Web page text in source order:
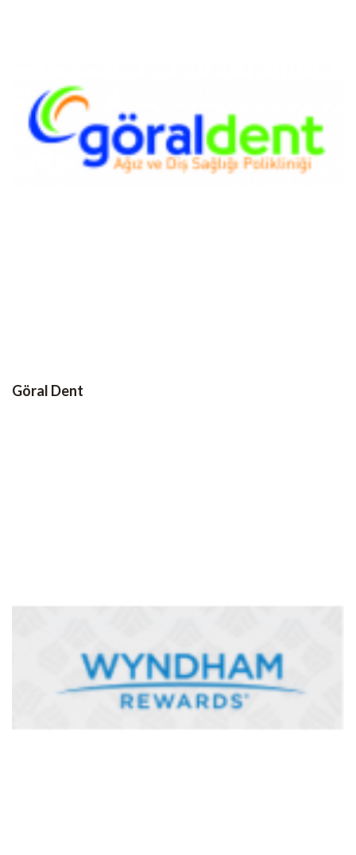
Göral Dent